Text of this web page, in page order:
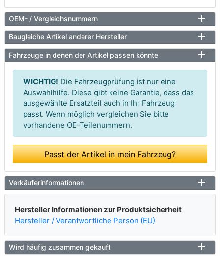
OEM- / Vergleichsnummern
Baugleiche Artikel anderer Hersteller
Fahrzeuge in denen der Artikel passen könnte
WICHTIG! Die Fahrzeugprüfung ist nur eine
Auswahlhilfe. Diese gibt keine Garantie, dass das
ausgewählte Ersatzteil auch in Ihr Fahrzeug
passt. Wenn möglich vergleichen Sie bitte
vorhandene OE-Teilenummern.
Passt der Artikel in mein Fahrzeug?
Verkäuferinformationen
Hersteller Informationen zur Produktsicherheit
Hersteller / Verantwortliche Person (EU)
Wird häufig zusammen gekauft